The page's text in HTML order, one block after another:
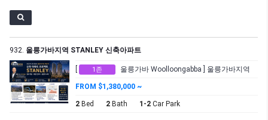
932. 울릉가바지역 STANLEY 신축아파트
1존 울릉가바 Woolloongabba ] 울릉가바지역
FROM $1,380,000 ~
2 Bed 2 Bath 1-2 Car Park